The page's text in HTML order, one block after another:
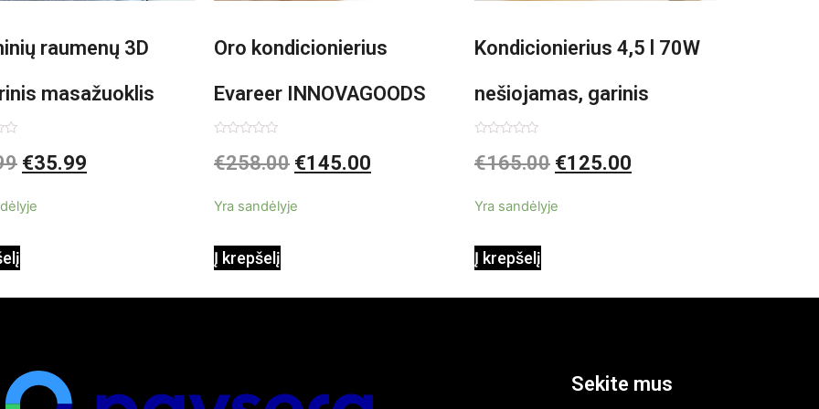
raumenų 3D
masažuoklis
Shiatsu
€35.99
Oro kondicionierius
Evareer INNOVAGOODS
90W mobilus, garinamasis,
0
iš
€258.00 €145.00
Yra sandėlyje
Į krepšelį
Kondicionierius 4,5 l 70W
nešiojamas, garinis
0
iš
€165.00 €125.00
Yra sandėlyje
Į krepšelį
Sekite mus